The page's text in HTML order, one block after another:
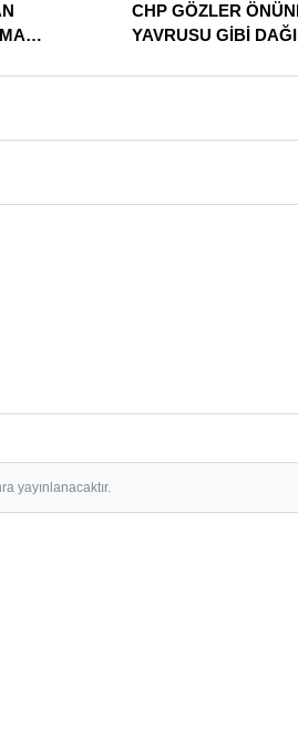
CHP GÖZLER
YAVRUSU GİBİ
yayınlanacaktır.